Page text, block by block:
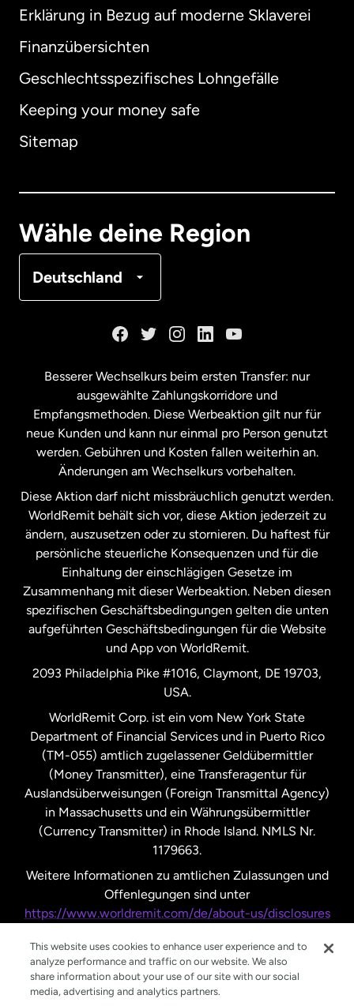
Erklärung in Bezug auf moderne Sklaverei
Finanzübersichten
Geschlechtsspezifisches Lohngefälle
Keeping your money safe
Sitemap
Wähle deine Region
Deutschland
International English
Australien
Malaysia
Neuseeland
Niederlande
Schweden
Spanien
Vereinigte Staaten English
Vereinigte Staaten
Vereinigtes Königreich
Besserer Wechselkurs beim ersten Transfer: nur
ausgewählte Zahlungskorridore und
Empfangsmethoden. Diese Werbeaktion gilt nur für
neue Kunden und kann nur einmal pro Person genutzt
werden. Gebühren und Kosten fallen weiterhin an.
Änderungen am Wechselkurs vorbehalten.
Diese Aktion darf nicht missbräuchlich genutzt werden.
WorldRemit behält sich vor, diese Aktion jederzeit zu
ändern, auszusetzen oder zu stornieren. Du haftest für
persönliche steuerliche Konsequenzen und für die
Einhaltung der einschlägigen Gesetze im
Zusammenhang mit dieser Werbeaktion. Neben diesen
spezifischen Geschäftsbedingungen gelten die unten
aufgeführten Geschäftsbedingungen für die Website
und App von WorldRemit.
2093 Philadelphia Pike #1016, Claymont, DE 19703,
USA.
WorldRemit Corp. ist ein vom New York State
Department of Financial Services und in Puerto Rico
(TM-055) amtlich zugelassener Geldübermittler
(Money Transmitter), eine Transferagentur für
Auslandsüberweisungen (Foreign Transmittal Agency)
in Massachusetts und ein Währungsübermittler
(Currency Transmitter) in Rhode Island. NMLS Nr.
1179663.
Weitere Informationen zu amtlichen Zulassungen und
Offenlegungen sind unter
https://www.worldremit.com/de/about-us/disclosures
This website uses cookies to enhance user experience and to
analyze performance and traffic on our website. We also
share information about your use of our site with our social
media, advertising and analytics partners.